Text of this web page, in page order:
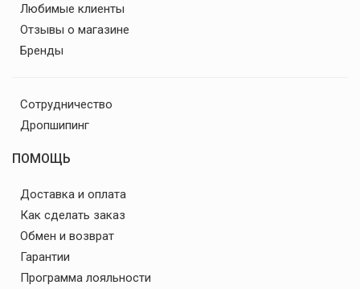
Любимые клиенты
Отзывы о магазине
Бренды
Сотрудничество
Дропшипинг
ПОМОЩЬ
Доставка и оплата
Как сделать заказ
Обмен и возврат
Гарантии
Программа лояльности